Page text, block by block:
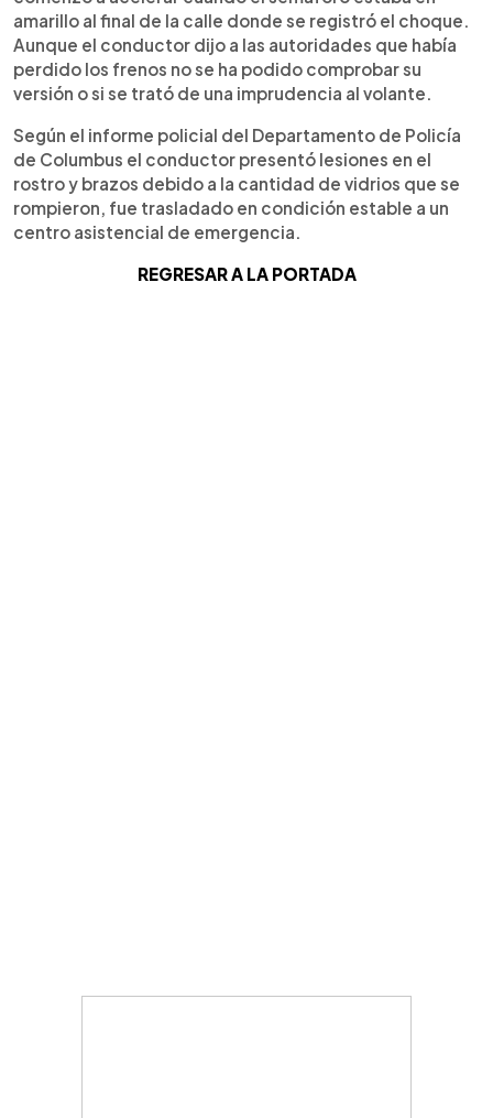
amarillo al final de la calle donde se registró el choque.
Aunque el conductor dijo a las autoridades que había
perdido los frenos no se ha podido comprobar su
versión o si se trató de una imprudencia al volante.
Según el informe policial del Departamento de Policía
de Columbus el conductor presentó lesiones en el
rostro y brazos debido a la cantidad de vidrios que se
rompieron, fue trasladado en condición estable a un
centro asistencial de emergencia.
REGRESAR A LA PORTADA